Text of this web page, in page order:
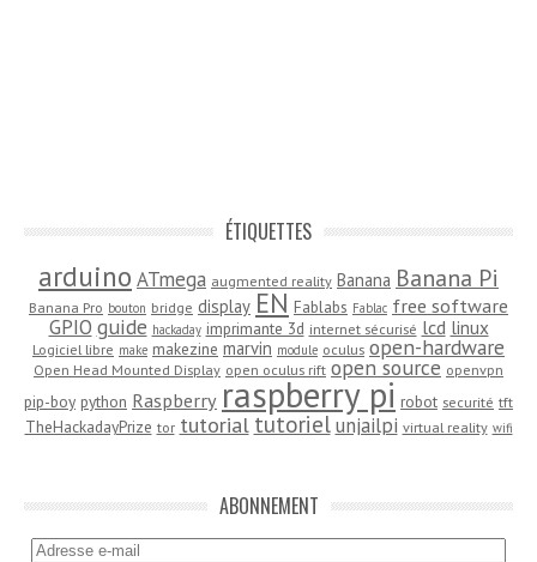
ÉTIQUETTES
arduino ATmega augmented reality Banana Banana Pi
Banana Pro bouton bridge display EN Fablabs Fablac free software
GPIO guide hackaday imprimante 3d internet sécurisé lcd linux
Logiciel libre make makezine marvin module oculus open-hardware
Open Head Mounted Display open oculus rift open source openvpn
pip-boy python Raspberry raspberry pi robot securité tft
TheHackadayPrize tor tutorial tutoriel unjailpi virtual reality wifi
ABONNEMENT
Adresse